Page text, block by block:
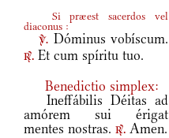
Si præest sacerdos vel
diaconus :
v. Dóminus vobíscum.
r. Et cum spíritu tuo.
Benedictio simplex:
Ineffábilis Déitas ad
amórem sui érigat
mentes nostras. r. Amen.